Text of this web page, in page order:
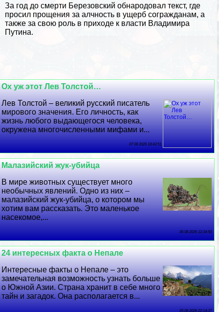
За год до cмepти Березовский обнародовал текст, где
просил прощения за алчность в ущерб согражданам, а
также за свою роль в приходе к власти Владимира
Путина.
Ох уж этот Лев Толстой…
Лев Толстой – великий русский писатель
мирового значения. Его личность, как
жизнь любого выдающегося человека,
окружена многочисленными мифами и...
07 08 2026 18:43:51
Малазийский жук-убийца
В мире животных существует много
необычных явлений. Одно из них –
малазийский жук-убийца, о котором мы
хотим вам рассказать. Это маленькое
насекомое,...
06 08 2026 12:34:50
24 интересных факта о Непале
Интересные факты о Непале – это
замечательная возможность узнать больше
о Южной Азии. Страна хранит в себе много
тайн и загадок. Она располагается в...
05 08 2026 22:14:37